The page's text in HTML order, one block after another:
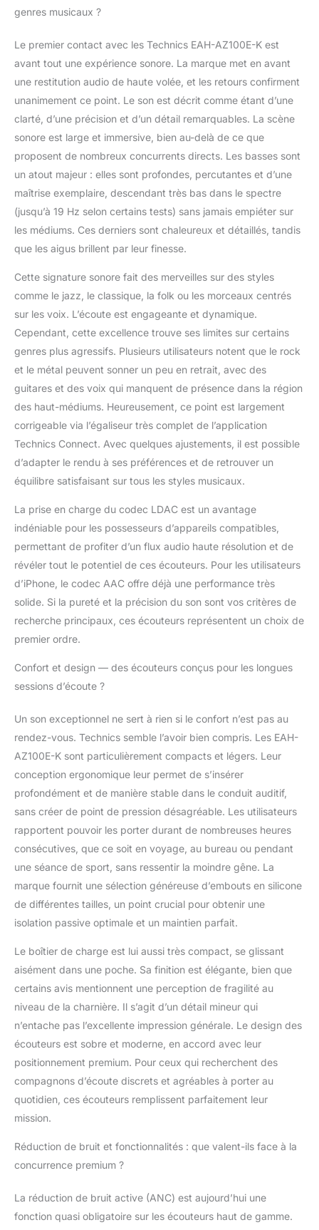
genres musicaux ?
Le premier contact avec les Technics EAH-AZ100E-K est
avant tout une expérience sonore. La marque met en avant
une restitution audio de haute volée, et les retours confirment
unanimement ce point. Le son est décrit comme étant d’une
clarté, d’une précision et d’un détail remarquables. La scène
sonore est large et immersive, bien au-delà de ce que
proposent de nombreux concurrents directs. Les basses sont
un atout majeur : elles sont profondes, percutantes et d’une
maîtrise exemplaire, descendant très bas dans le spectre
(jusqu’à 19 Hz selon certains tests) sans jamais empiéter sur
les médiums. Ces derniers sont chaleureux et détaillés, tandis
que les aigus brillent par leur finesse.
Cette signature sonore fait des merveilles sur des styles
comme le jazz, le classique, la folk ou les morceaux centrés
sur les voix. L’écoute est engageante et dynamique.
Cependant, cette excellence trouve ses limites sur certains
genres plus agressifs. Plusieurs utilisateurs notent que le rock
et le métal peuvent sonner un peu en retrait, avec des
guitares et des voix qui manquent de présence dans la région
des haut-médiums. Heureusement, ce point est largement
corrigeable via l’égaliseur très complet de l’application
Technics Connect. Avec quelques ajustements, il est possible
d’adapter le rendu à ses préférences et de retrouver un
équilibre satisfaisant sur tous les styles musicaux.
La prise en charge du codec LDAC est un avantage
indéniable pour les possesseurs d’appareils compatibles,
permettant de profiter d’un flux audio haute résolution et de
révéler tout le potentiel de ces écouteurs. Pour les utilisateurs
d’iPhone, le codec AAC offre déjà une performance très
solide. Si la pureté et la précision du son sont vos critères de
recherche principaux, ces écouteurs représentent un choix de
premier ordre.
Confort et design — des écouteurs conçus pour les longues
sessions d’écoute ?
Un son exceptionnel ne sert à rien si le confort n’est pas au
rendez-vous. Technics semble l’avoir bien compris. Les EAH-
AZ100E-K sont particulièrement compacts et légers. Leur
conception ergonomique leur permet de s’insérer
profondément et de manière stable dans le conduit auditif,
sans créer de point de pression désagréable. Les utilisateurs
rapportent pouvoir les porter durant de nombreuses heures
consécutives, que ce soit en voyage, au bureau ou pendant
une séance de sport, sans ressentir la moindre gêne. La
marque fournit une sélection généreuse d’embouts en silicone
de différentes tailles, un point crucial pour obtenir une
isolation passive optimale et un maintien parfait.
Le boîtier de charge est lui aussi très compact, se glissant
aisément dans une poche. Sa finition est élégante, bien que
certains avis mentionnent une perception de fragilité au
niveau de la charnière. Il s’agit d’un détail mineur qui
n’entache pas l’excellente impression générale. Le design des
écouteurs est sobre et moderne, en accord avec leur
positionnement premium. Pour ceux qui recherchent des
compagnons d’écoute discrets et agréables à porter au
quotidien, ces écouteurs remplissent parfaitement leur
mission.
Réduction de bruit et fonctionnalités : que valent-ils face à la
concurrence premium ?
La réduction de bruit active (ANC) est aujourd’hui une
fonction quasi obligatoire sur les écouteurs haut de gamme.